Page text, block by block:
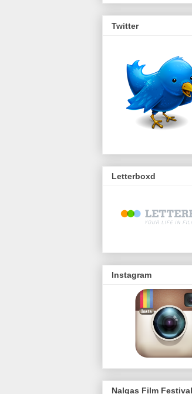
Twitter
Letterboxd
Instagram
Nalgas Film Festival